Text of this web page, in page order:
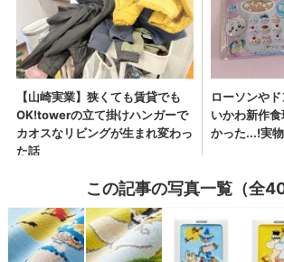
この記事の写真一覧（全40